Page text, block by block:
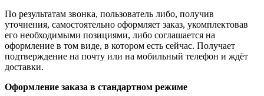
По результатам звонка, пользователь либо, получив
уточнения, самостоятельно оформляет заказ, укомплектовав
его необходимыми позициями, либо соглашается на
оформление в том виде, в котором есть сейчас. Получает
подтверждение на почту или на мобильный телефон и ждёт
доставки.
Оформление заказа в стандартном режиме